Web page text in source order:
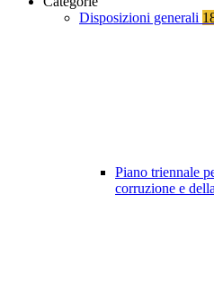
Disposizioni generali
Piano triennale
corruzione e